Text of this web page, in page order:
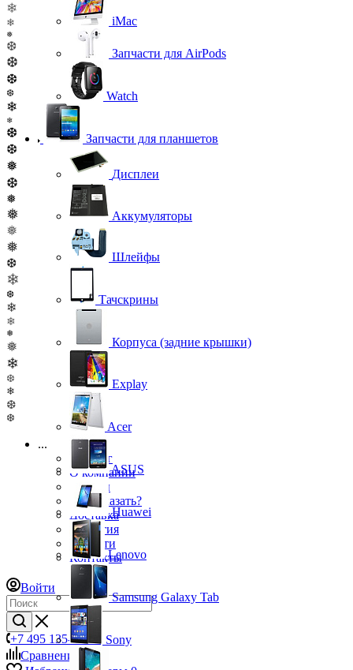
❄
❄
❅
❆
❆
❆
❆
❄
❄
❆
❆
❅
❆
❅
❅
❅
❅
❆
❄
❆
❄
❄
❅
❅
❄
❆
❄
❆
❆
...
Каталог
О компании
Бренды
Как заказать?
Доставка
Гарантия
Новости
Контакты
Войти
+7 495 135-39-43
Сравнение
0
iMac
Запчасти для AirPods
Watch
Запчасти для планшетов
Дисплеи
Аккумуляторы
Шлейфы
Тачскрины
Корпуса (задние крышки)
Explay
Acer
ASUS
Huawei
Lenovo
Samsung Galaxy Tab
Sony